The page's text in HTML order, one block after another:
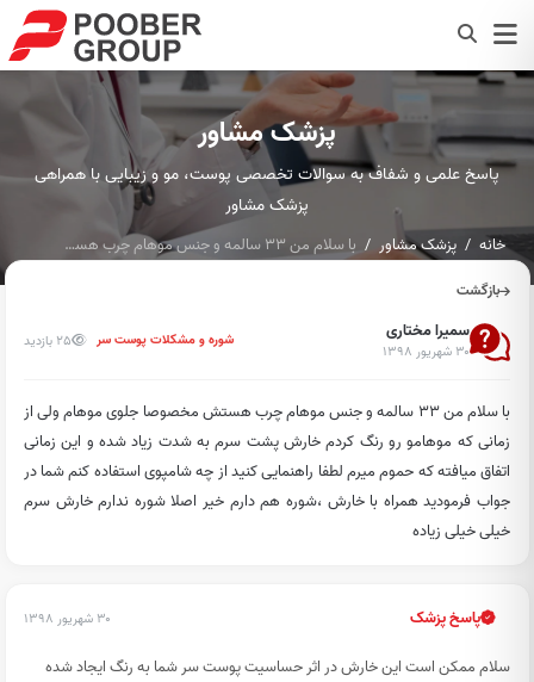
پزشک مشاور
پاسخ علمی و شفاف به سوالات تخصصی پوست، مو و زیبایی با همراهی
پزشک مشاور
خانه پزشک مشاور با سلام من 33 سالمه و جنس موهام چرب هستش مخصوصا جلوی موهام...
بازگشت
سمیرا مختاری
۳۰ شهریور ۱۳۹۸
شوره و مشکلات پوست سر 25 بازدید
با سلام من 33 سالمه و جنس موهام چرب هستش مخصوصا جلوی موهام ولی از
زمانی که موهامو رو رنگ کردم خارش پشت سرم به شدت زیاد شده و این زمانی
اتفاق میافته که حموم میرم لطفا راهنمایی کنید از چه شامپوی استفاده کنم شما در
جواب فرمودید همراه با خارش ،شوره هم دارم خیر اصلا شوره ندارم خارش سرم
خیلی خیلی زیاده
پاسخ پزشک ۳۰ شهریور ۱۳۹۸
سلام ممکن است این خارش در اثر حساسیت پوست سر شما به رنگ ایجاد شده